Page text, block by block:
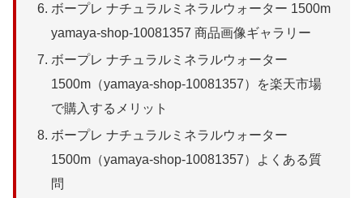
ボープレ ナチュラルミネラルウォーター 1500m
yamaya-shop-10081357 商品画像ギャラリー
ボープレ ナチュラルミネラルウォーター
1500m（yamaya-shop-10081357）を楽天市場
で購入するメリット
ボープレ ナチュラルミネラルウォーター
1500m（yamaya-shop-10081357）よくある質
問